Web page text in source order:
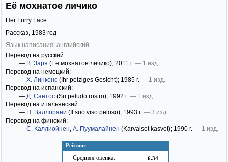
Рейтинг
Средняя оценка: 6.34
Её мохнатое личико
Her Furry Face
Рассказ, 1983 год
Язык написания: английский
Перевод на русский:
— В. Заря (Ее мохнатое личико); 2011 г. — 1 изд.
Перевод на немецкий:
— Х. Линкенс (Ihr pelziges Gesicht); 1985 г. — 1 изд.
Перевод на испанский:
— Д. Сантос (Su peludo rostro); 1992 г. — 1 изд.
Перевод на итальянский:
— Н. Валлорани (Il suo viso peloso); 1993 г. — 3 изд.
Перевод на финский:
— С. Каллиойнен, А. Пуумалайнен (Karvaiset kasvot); 1990 г. — 1 изд.